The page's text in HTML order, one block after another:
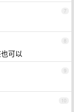
7
8
可以
9
10